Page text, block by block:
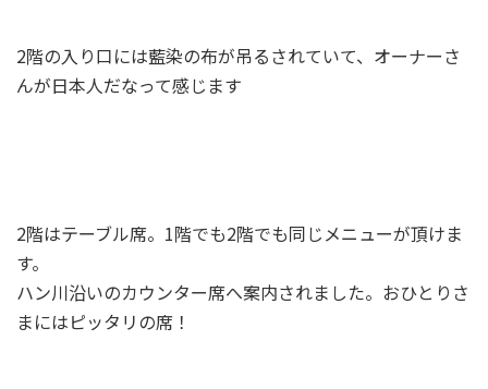
2階の入り口には藍染の布が吊るされていて、オーナーさ
んが日本人だなって感じます
2階はテーブル席。1階でも2階でも同じメニューが頂けま
す。
ハン川沿いのカウンター席へ案内されました。おひとりさ
まにはピッタリの席！